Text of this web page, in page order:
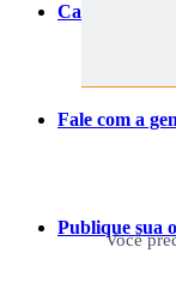
Categorias
Fale com a
Publique sua
Você